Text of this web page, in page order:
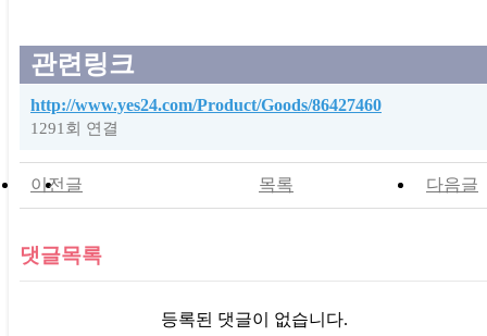
관련링크
http://www.yes24.com/Product/Goods/86427460
1291회 연결
이전글 다음글
목록
댓글목록
등록된 댓글이 없습니다.